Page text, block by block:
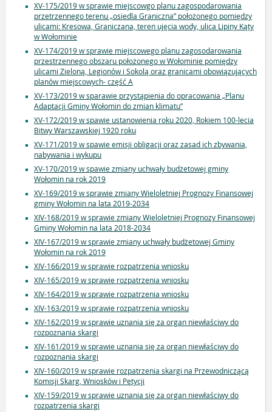
XV-175/2019 w sprawie miejscowgo planu zagospodarowania
przetrzennego terenu „osiedla Graniczna” położonego pomiędzy
ulicami: Kresowa, Graniczana, teren ujęcia wody, ulica Lipiny Kąty
w Wołominie
XV-174/2019 w sprawie miejscowego planu zagosodarowania
przestrzennego obszaru położonego w Wołominie pomiędzy
ulicami Zieloną, Legionów i Sokolą oraz granicami obowiązujących
planów miejscowych- część A
XV-173/2019 w sparawie przystąpienia do opracowania „Planu
Adaptacji Gminy Wołomin do zmian klimatu”
XV-172/2019 w spawie ustanowienia roku 2020, Rokiem 100-lecia
Bitwy Warszawskiej 1920 roku
XV-171/2019 w spawie emisji obligacji oraz zasad ich zbywania,
nabywania i wykupu
XV-170/2019 w spawie zmiany uchwały budżetowej gminy
Wołomin na rok 2019
XV-169/2019 w sprawie zmiany Wieloletniej Prognozy Finansowej
gminy Wołomin na lata 2019-2034
XIV-168/2019 w sprawie zmiany Wieloletniej Prognozy Finansowej
Gminy Wołomin na lata 2018-2034
XIV-167/2019 w sprawie zmiany uchwały budżetowej Gminy
Wołomin na rok 2019
XIV-166/2019 w sprawie rozpatrzenia wniosku
XIV-165/2019 w sprawie rozpatrzenia wniosku
XIV-164/2019 w sprawie rozpatrzenia wniosku
XIV-163/2019 w sprawie rozpatrzenia wniosku
XIV-162/2019 w sprawie uznania się za organ niewłaściwy do
rozpoznania skargi
XIV-161/2019 w sprawie uznania się za organ niewłaściwy do
rozpoznania skargi
XIV-160/2019 w sprawie rozpatrzenia skargi na Przewodniczącą
Komisji Skarg, Wniosków i Petycji
XIV-159/2019 w sprawie uznania się za organ niewłaściwy do
rozpatrzenia skargi